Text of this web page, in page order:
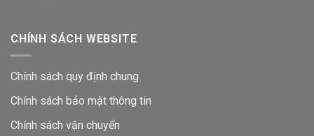
CHÍNH SÁCH WEBSITE
Chính sách quy định chung
Chính sách bảo mật thông tin
Chính sách vận chuyển